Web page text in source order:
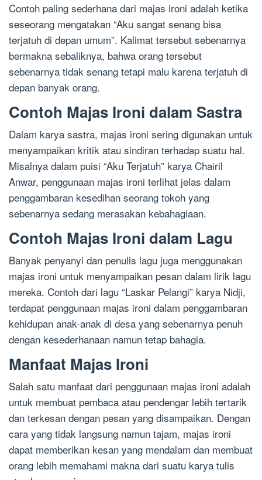
Contoh paling sederhana dari majas ironi adalah ketika
seseorang mengatakan “Aku sangat senang bisa
terjatuh di depan umum”. Kalimat tersebut sebenarnya
bermakna sebaliknya, bahwa orang tersebut
sebenarnya tidak senang tetapi malu karena terjatuh di
depan banyak orang.
Contoh Majas Ironi dalam Sastra
Dalam karya sastra, majas ironi sering digunakan untuk
menyampaikan kritik atau sindiran terhadap suatu hal.
Misalnya dalam puisi “Aku Terjatuh” karya Chairil
Anwar, penggunaan majas ironi terlihat jelas dalam
penggambaran kesedihan seorang tokoh yang
sebenarnya sedang merasakan kebahagiaan.
Contoh Majas Ironi dalam Lagu
Banyak penyanyi dan penulis lagu juga menggunakan
majas ironi untuk menyampaikan pesan dalam lirik lagu
mereka. Contoh dari lagu “Laskar Pelangi” karya Nidji,
terdapat penggunaan majas ironi dalam penggambaran
kehidupan anak-anak di desa yang sebenarnya penuh
dengan kesederhanaan namun tetap bahagia.
Manfaat Majas Ironi
Salah satu manfaat dari penggunaan majas ironi adalah
untuk membuat pembaca atau pendengar lebih tertarik
dan terkesan dengan pesan yang disampaikan. Dengan
cara yang tidak langsung namun tajam, majas ironi
dapat memberikan kesan yang mendalam dan membuat
orang lebih memahami makna dari suatu karya tulis